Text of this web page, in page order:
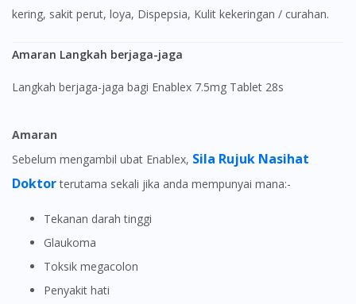
kering, sakit perut, loya, Dispepsia, Kulit kekeringan / curahan.
Amaran Langkah berjaga-jaga
Langkah berjaga-jaga bagi Enablex 7.5mg Tablet 28s
Amaran
Sebelum mengambil ubat Enablex, Sila Rujuk Nasihat
Doktorterutama sekali jika anda mempunyai mana:-
Tekanan darah tinggi
Glaukoma
Toksik megacolon
Penyakit hati